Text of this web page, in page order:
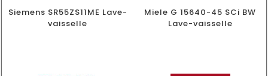
Siemens SR55ZS11ME Lave-
vaisselle
Miele G 15640-45 SCi BW
Lave-vaisselle